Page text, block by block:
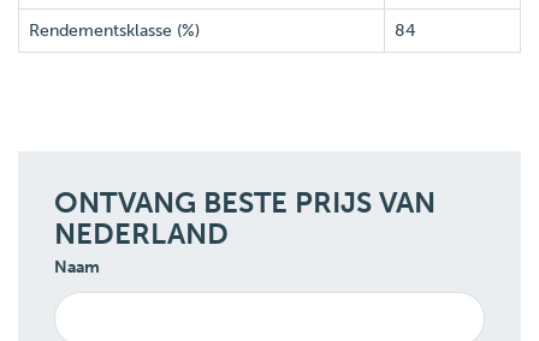
Rendementsklasse (%) 84
ONTVANG BESTE PRIJS VAN
NEDERLAND
Naam